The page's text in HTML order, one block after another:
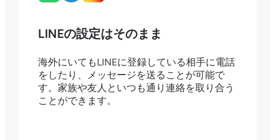
LINEの設定はそのまま
海外にいてもLINEに登録している相手に電話
をしたり、メッセージを送ることが可能で
す。家族や友人といつも通り連絡を取り合う
ことができます。